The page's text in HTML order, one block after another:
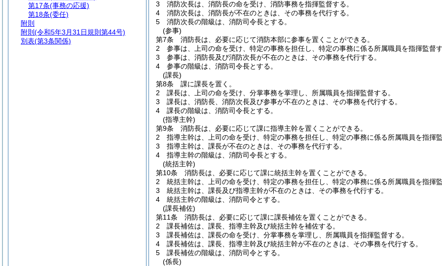
3
消防次長は、消防長の命を受け、消防事務を指揮監督する。
4
消防次長は、消防長が不在のときは、その事務を代行する。
5
消防次長の階級は、消防司令長とする。
(参事)
第7条
消防長は、必要に応じて消防本部に参事を置くことができる。
2
参事は、上司の命を受け、特定の事務を担任し、特定の事務に係る所属職員を指揮監督す
3
参事は、消防長及び消防次長が不在のときは、その事務を代行する。
4
参事の階級は、消防司令長とする。
(課長)
第8条
課に課長を置く。
2
課長は、上司の命を受け、分掌事務を掌理し、所属職員を指揮監督する。
3
課長は、消防長、消防次長及び参事が不在のときは、その事務を代行する。
4
課長の階級は、消防司令長とする。
(指導主幹)
第9条
消防長は、必要に応じて課に指導主幹を置くことができる。
2
指導主幹は、上司の命を受け、特定の事務を担任し、特定の事務に係る所属職員を指揮監
3
指導主幹は、課長が不在のときは、その事務を代行する。
4
指導主幹の階級は、消防司令長とする。
(統括主幹)
第10条
消防長は、必要に応じて課に統括主幹を置くことができる。
2
統括主幹は、上司の命を受け、特定の事務を担任し、特定の事務に係る所属職員を指揮監
3
統括主幹は、課長及び指導主幹が不在のときは、その事務を代行する。
4
統括主幹の階級は、消防司令とする。
(課長補佐)
第11条
消防長は、必要に応じて課に課長補佐を置くことができる。
2
課長補佐は、課長、指導主幹及び統括主幹を補佐する。
3
課長補佐は、課長の命を受け、分掌事務を掌理し、所属職員を指揮監督する。
4
課長補佐は、課長、指導主幹及び統括主幹が不在のときは、その事務を代行する。
5
課長補佐の階級は、消防司令とする。
(係長)
第17条(事務の応援)
第18条(委任)
附則
附則 (令和5年3月31日規則第44号)
別表(第3条関係)